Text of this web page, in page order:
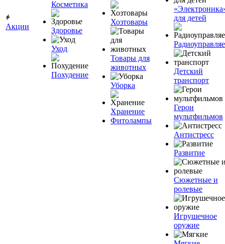
Акции
Косметика
Здоровье
Уход
Похудение
Хозтовары
Товары для
животных
Уборка
Хранение
Фитолампы
для детей
Детский
транспорт
Герои
мультфильмов
Антистресс
Развитие
Сюжетные и
ролевые
Игрушечное
оружие